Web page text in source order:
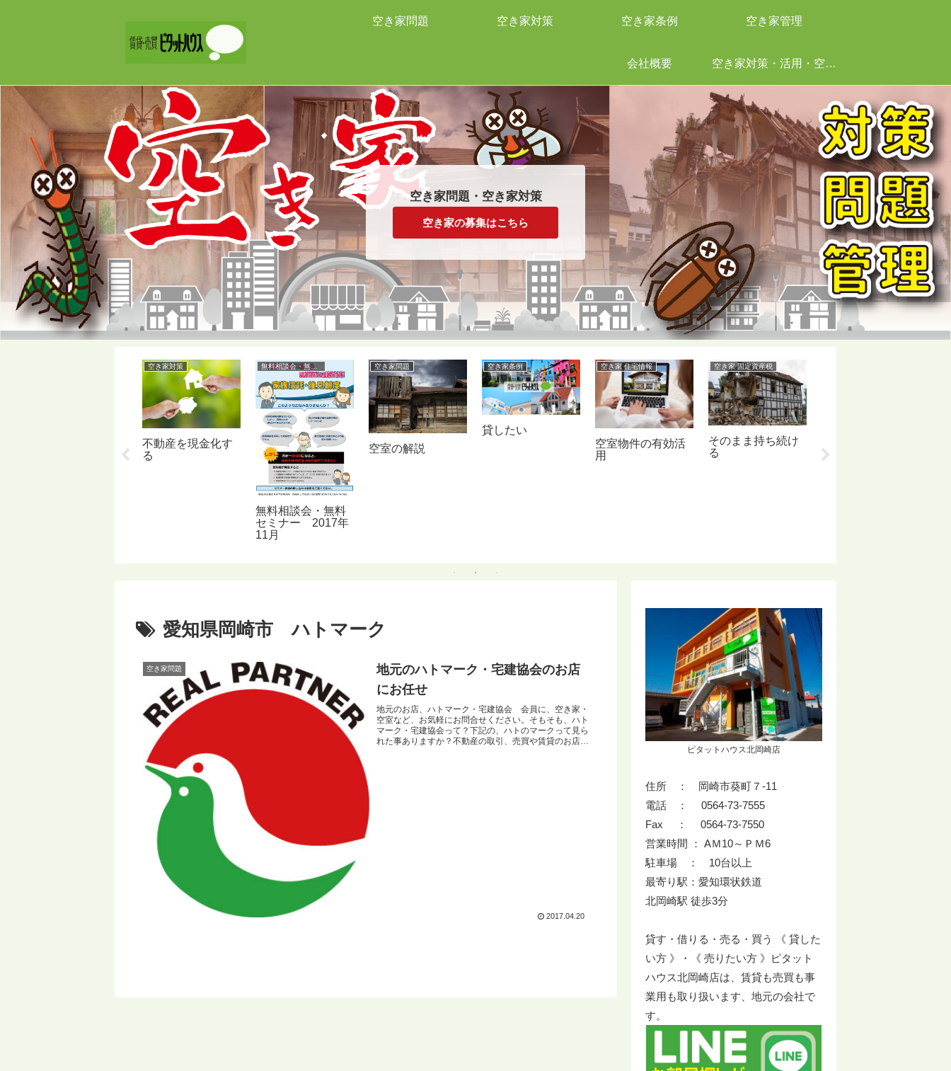
空き家問題 空き家対策 空き家条例 空き家管理
会社概要 空き家対策・活用・空き家管理
空き家問題・空き家対策
空き家の募集はこちら
空き家対策
不動産を現金化す
る
無料相談会・無料セミナー
無料相談会・無料
セミナー 2017年
11月
空き家問題
空室の解説
空き家条例
貸したい
空き家 住宅情報
空室物件の有効活
用
空き家 固定資産税
そのまま持ち続け
る
メリット
愛知県岡崎市 ハトマーク
空き家問題
地元のハトマーク・宅建協会のお店
にお任せ
地元のお店、ハトマーク・宅建協会 会員に、空き家・
空室など、お気軽にお問合せください。そもそも、ハト
マーク・宅建協会って？下記の、ハトのマークって見ら
れた事ありますか？不動産の取引、売買や賃貸のお店に
2017.04.20
ピタットハウス北岡崎店
住所 ： 岡崎市葵町７-11
電話 ： 0564-73-7555
Fax ： 0564-73-7550
営業時間 ： AＭ10～ＰＭ6
駐車場 ： 10台以上
最寄り駅：愛知環状鉄道
北岡崎駅 徒歩3分
貸す・借りる・売る・買う 《 貸した
い方 》・《 売りたい方 》ピタット
ハウス北岡崎店は、賃貸も売買も事
業用も取り扱います、地元の会社で
す。